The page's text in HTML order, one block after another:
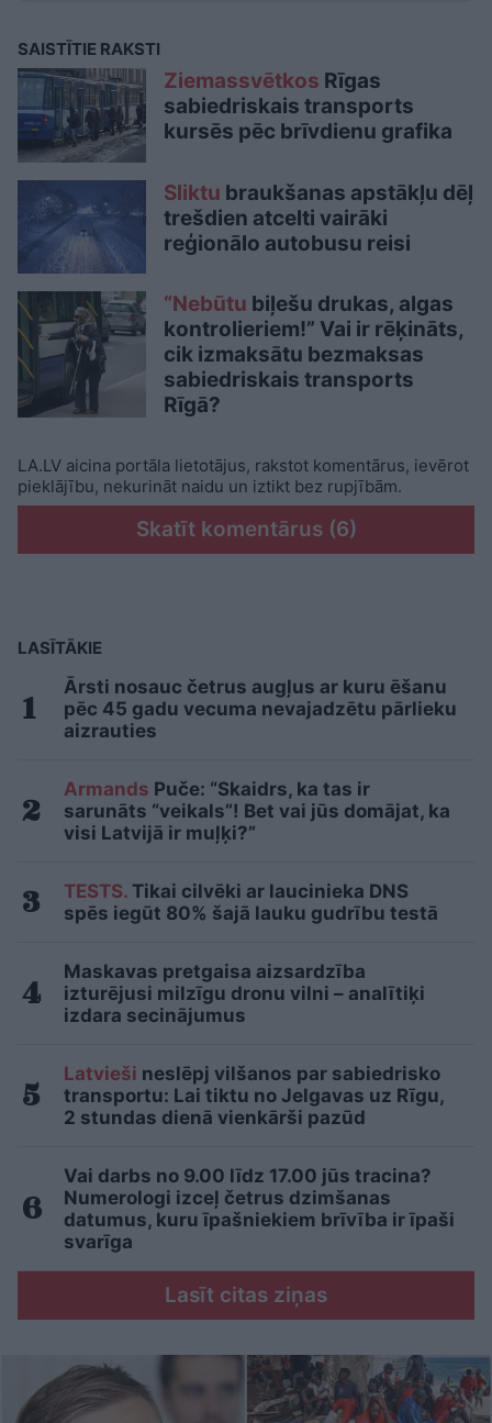
SAISTĪTIE RAKSTI
Ziemassvētkos Rīgas
sabiedriskais transports
kursēs pēc brīvdienu grafika
Sliktu braukšanas apstākļu dēļ
trešdien atcelti vairāki
reģionālo autobusu reisi
“Nebūtu biļešu drukas, algas
kontrolieriem!” Vai ir rēķināts,
cik izmaksātu bezmaksas
sabiedriskais transports
Rīgā?
LA.LV aicina portāla lietotājus, rakstot komentārus, ievērot
pieklājību, nekurināt naidu un iztikt bez rupjībām.
Skatīt komentārus (6)
LASĪTĀKIE
Ārsti nosauc četrus augļus ar kuru ēšanu
pēc 45 gadu vecuma nevajadzētu pārlieku
aizrauties
Armands Puče: “Skaidrs, ka tas ir
sarunāts “veikals”! Bet vai jūs domājat, ka
visi Latvijā ir muļķi?”
TESTS. Tikai cilvēki ar laucinieka DNS
spēs iegūt 80% šajā lauku gudrību testā
Maskavas pretgaisa aizsardzība
izturējusi milzīgu dronu vilni – analītiķi
izdara secinājumus
Latvieši neslēpj vilšanos par sabiedrisko
transportu: Lai tiktu no Jelgavas uz Rīgu,
2 stundas dienā vienkārši pazūd
Vai darbs no 9.00 līdz 17.00 jūs tracina?
Numerologi izceļ četrus dzimšanas
datumus, kuru īpašniekiem brīvība ir īpaši
svarīga
Lasīt citas ziņas